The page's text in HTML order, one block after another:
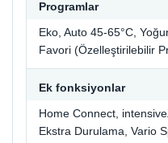
Programlar
Eko, Auto 45-65°C,
Favori (Özelleştirilebilir
Ek fonksiyonlar
Home Connect,
Ekstra Durulama, Vario